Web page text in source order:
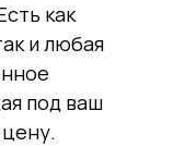
как
и любая
под ваш